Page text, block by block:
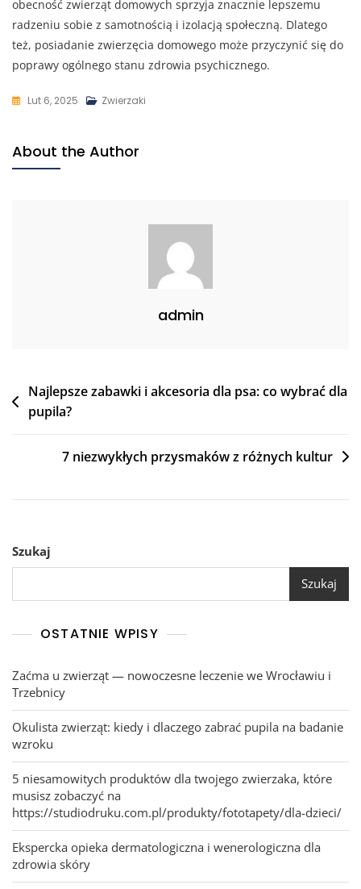
obecność zwierząt domowych sprzyja znacznie lepszemu
radzeniu sobie z samotnością i izolacją społeczną. Dlatego
też, posiadanie zwierzęcia domowego może przyczynić się do
poprawy ogólnego stanu zdrowia psychicznego.
Lut 6, 2025 Zwierzaki
About the Author
admin
Nawigacja
wpisu
Najlepsze zabawki i akcesoria dla psa: co wybrać dla
pupila?
7 niezwykłych przysmaków z różnych kultur
Szukaj
Szukaj
OSTATNIE WPISY
Zaćma u zwierząt — nowoczesne leczenie we Wrocławiu i
Trzebnicy
Okulista zwierząt: kiedy i dlaczego zabrać pupila na badanie
wzroku
5 niesamowitych produktów dla twojego zwierzaka, które
musisz zobaczyć na
https://studiodruku.com.pl/produkty/fototapety/dla-dzieci/
Ekspercka opieka dermatologiczna i wenerologiczna dla
zdrowia skóry